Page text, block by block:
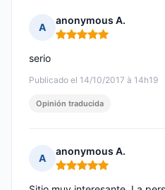
A
anonymous A.
Nota: 5 de 5
Publicado el 14/10/2017 à 14h19
serio
Opinión traducida
A
anonymous A.
Nota: 5 de 5